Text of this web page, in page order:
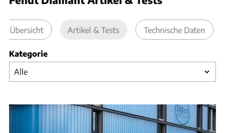
Übersicht Artikel & Tests Technische Daten
Kategorie